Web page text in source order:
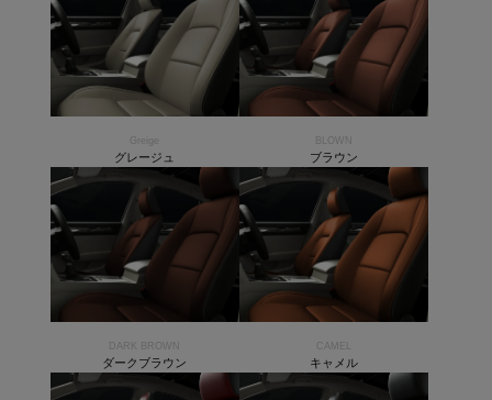
Greige
グレージュ
BLOWN
ブラウン
DARK BROWN
ダークブラウン
CAMEL
キャメル